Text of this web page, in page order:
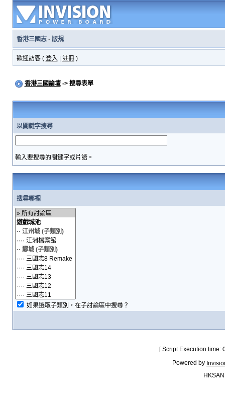
香港三國志· 版規
歡迎訪客 ( 登入 註冊)
香港三國論壇-> 搜尋表單
以關鍵字搜尋
輸入要搜尋的關鍵字或片語。
搜尋哪裡
如果選取子類別，在子討論區中搜尋？
[ Script Execution
Powered by